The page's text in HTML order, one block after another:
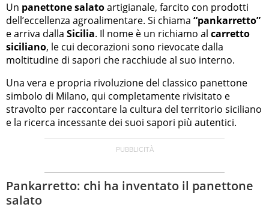
Un panettone salatoartigianale, farcito con prodotti
dell’eccellenza agroalimentare. Si chiama “pankarretto”
e arriva dalla Sicilia. Il nome è un richiamo al carretto
siciliano, le cui decorazioni sono rievocate dalla
moltitudine di sapori che racchiude al suo interno.
Una vera e propria rivoluzione del classico panettone
simbolo di Milano, qui completamente rivisitato e
stravolto per raccontare la cultura del territorio siciliano
e la ricerca incessante dei suoi sapori più autentici.
Pankarretto: chi ha inventato il panettone
salato